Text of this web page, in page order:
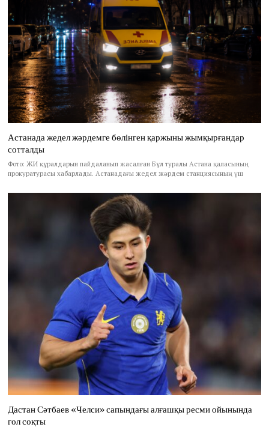
Астанада жедел жәрдемге бөлінген қаржыны жымқырғандар
сотталды
Фото: ЖИ құралдарын пайдаланып жасалған Бұл туралы Астана қаласының
прокуратурасы хабарлады. Астанадағы жедел жәрдем станциясының үш
Дастан Сәтбаев «Челси» сапындағы алғашқы ресми ойынында
гол соқты